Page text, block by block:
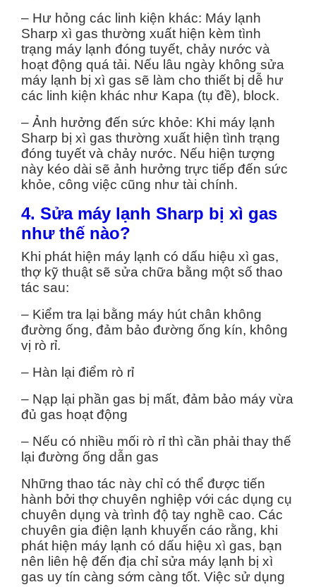
– Hư hỏng các linh kiện khác: Máy lạnh
Sharp xì gas thường xuất hiện kèm tình
trạng máy lạnh đóng tuyết, chảy nước và
hoạt động quá tải. Nếu lâu ngày không sửa
máy lạnh bị xì gas sẽ làm cho thiết bị dễ hư
các linh kiện khác như Kapa (tụ đề), block.
– Ảnh hưởng đến sức khỏe: Khi máy lạnh
Sharp bị xì gas thường xuất hiện tình trạng
đóng tuyết và chảy nước. Nếu hiện tượng
này kéo dài sẽ ảnh hưởng trực tiếp đến sức
khỏe, công việc cũng như tài chính.
4. Sửa máy lạnh Sharp bị xì gas
như thế nào?
Khi phát hiện máy lạnh có dấu hiệu xì gas,
thợ kỹ thuật sẽ sửa chữa bằng một số thao
tác sau:
– Kiểm tra lại bằng máy hút chân không
đường ống, đảm bảo đường ống kín, không
vị rò rỉ.
– Hàn lại điểm rò rỉ
– Nạp lại phần gas bị mất, đảm bảo máy vừa
đủ gas hoạt động
– Nếu có nhiều mối rò rỉ thì cần phải thay thế
lại đường ống dẫn gas
Những thao tác này chỉ có thể được tiến
hành bởi thợ chuyên nghiệp với các dụng cụ
chuyên dụng và trình độ tay nghề cao. Các
chuyên gia điện lạnh khuyến cáo rằng, khi
phát hiện máy lạnh có dấu hiệu xì gas, bạn
nên liên hệ đến địa chỉ sửa máy lạnh bị xì
gas uy tín càng sớm càng tốt. Việc sử dụng